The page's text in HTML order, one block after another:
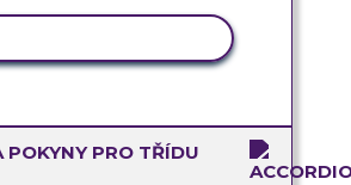
POKYNY PRO TŘÍDU